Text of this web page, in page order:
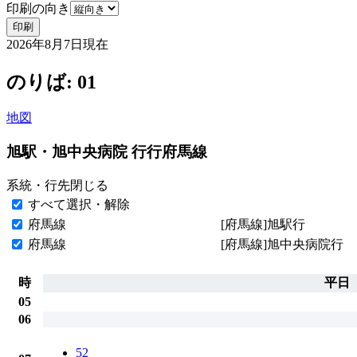
印刷の向き
印刷
2026年8月7日 現在
のりば: 01
地図
旭駅・旭中央病院 行行府馬線
系統・行先閉じる
すべて選択・解除
府馬線
[府馬線]旭駅行
府馬線
[府馬線]旭中央病院行
時
平日
05
06
52